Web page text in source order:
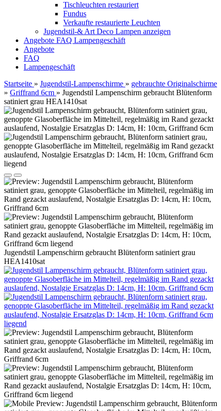
Tischleuchten restauriert
Fundus
Verkaufte restaurierte Leuchten
Jugendstil-& Art Deco Lampen anzeigen
Angebote FAQ Lampengeschäft
Angebote
FAQ
Lampengeschäft
Startseite » Jugendstil-Lampenschirme » gebrauchte Originalschirme
» Griffrand 6cm » Jugendstil Lampenschirm gebraucht Blütenform
satiniert grau HEA1410sat
Jugendstil Lampenschirm gebraucht Blütenform satiniert grau
HEA1410sat